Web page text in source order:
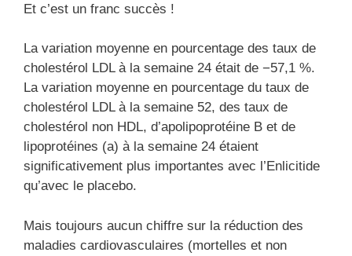
Et c’est un franc succès !
La variation moyenne en pourcentage des taux de
cholestérol LDL à la semaine 24 était de −57,1 %.
La variation moyenne en pourcentage du taux de
cholestérol LDL à la semaine 52, des taux de
cholestérol non HDL, d’apolipoprotéine B et de
lipoprotéines (a) à la semaine 24 étaient
significativement plus importantes avec l’Enlicitide
qu’avec le placebo.
Mais toujours aucun chiffre sur la réduction des
maladies cardiovasculaires (mortelles et non